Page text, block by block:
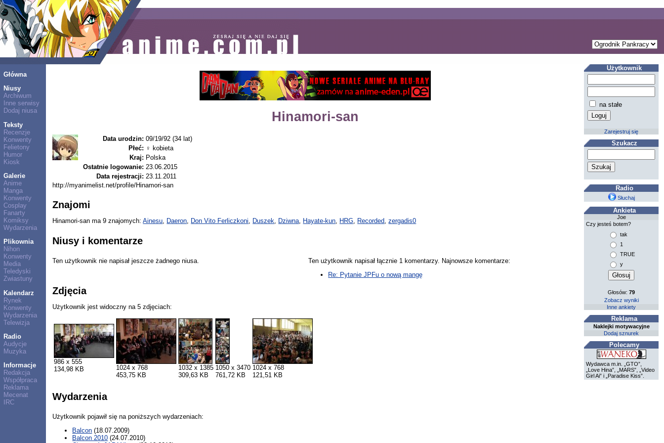
Główna
Niusy
Archiwum
Inne serwisy
Dodaj niusa
Teksty
Recenzje
Konwenty
Felietony
Humor
Kiosk
Galerie
Anime
Manga
Konwenty
Cosplay
Fanarty
Komiksy
Wydarzenia
Plikownia
Nihon
Konwenty
Media
Teledyski
Zwiastuny
Kalendarz
Rynek
Konwenty
Wydarzenia
Telewizja
Radio
Audycje
Muzyka
Informacje
Redakcja
Współpraca
Reklama
Mecenat
IRC
Hinamori-san
Data urodzin: 09/19/92 (34 lat)
Płeć: ♀ kobieta
Kraj: Polska
Ostatnie logowanie: 23.06.2015
Data rejestracji: 23.11.2011
http://myanimelist.net/profile/Hinamori-san
Znajomi
Hinamori-san ma 9 znajomych:Ainesu, Daeron, Don Vito Ferliczkoni, Duszek, Dziwna, Hayate-kun, HRG, Recorded,zergadis0
Niusy i komentarze
Ten użytkownik nie napisał jeszcze żadnego niusa.
Ten użytkownik napisał łącznie 1 komentarzy. Najnowsze komentarze:
Re: Pytanie JPFu o nową mangę
Zdjęcia
Użytkownik jest widoczny na 5 zdjęciach:
986 x 555
134,98 KB
1024 x 768
453,75 KB
1032 x 1385
309,63 KB
1050 x 3470
761,72 KB
1024 x 768
121,51 KB
Wydarzenia
Użytkownik pojawił się na poniższych wydarzeniach:
Balcon (18.07.2009)
Balcon 2010 (24.07.2010)
Użytkownik
na stałe
Zarejestruj się
Szukacz
Radio
Słuchaj
Ankieta
Joe
Czy jesteś botem?
tak
1
TRUE
y
Głosów:79
Zobacz wyniki
Inne ankiety
Reklama
Naklejki motywacyjne
Dodaj sznurek
Polecamy
Wydawca m.in. „GTO”,
„Love Hina”, „MARS”, „Video
Girl Ai” i „Paradise Kiss”.